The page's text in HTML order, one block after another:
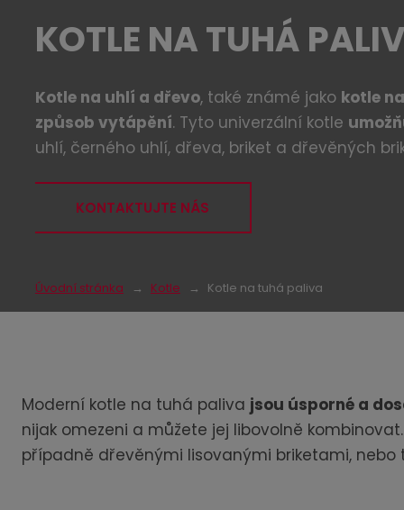
KOTLE NA TUHÁ
Kotle na uhlí a dřevo, také známé jako kotle
způsob vytápění. Tyto univerzální kotle
uhlí, černého uhlí, dřeva, briket a dřevěných
KONTAKTUJTE NÁS
Úvodní stránka Kotle Kotle na tuhá paliva
Moderní kotle na tuhá paliva jsou úsporné a
nijak omezeni a můžete jej libovolně
případně dřevěnými lisovanými briketami,